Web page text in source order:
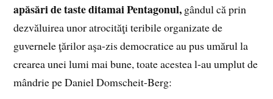
apăsări de taste ditamai Pentagonul, gândul că prin
dezvăluirea unor atrocităţi teribile organizate de
guvernele ţărilor aşa-zis democratice au pus umărul la
crearea unei lumi mai bune, toate acestea l-au umplut de
mândrie pe Dani­el Domscheit-Berg: